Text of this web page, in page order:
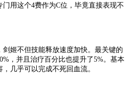
门用这个4费作为C位，毕竟直接表现不
姬不但技能释放速度加快。最关键的
，并且治疗百分比也提升了5%。基本
几乎可以完成不死回血流。